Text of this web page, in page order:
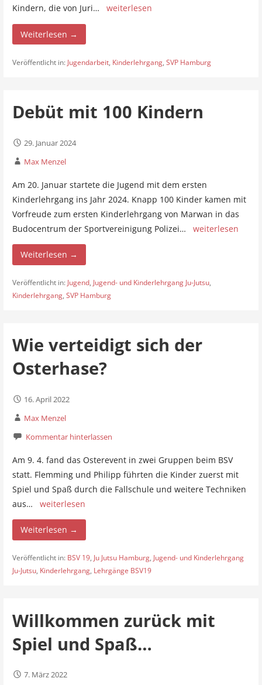
Kindern, die von Juri… weiterlesen
Weiterlesen →
Veröffentlicht in: Jugendarbeit, Kinderlehrgang, SVP Hamburg
Debüt mit 100 Kindern
29. Januar 2024
Max Menzel
Am 20. Januar startete die Jugend mit dem ersten
Kinderlehrgang ins Jahr 2024. Knapp 100 Kinder kamen mit
Vorfreude zum ersten Kinderlehrgang von Marwan in das
Budocentrum der Sportvereinigung Polizei… weiterlesen
Weiterlesen →
Veröffentlicht in: Jugend, Jugend- und Kinderlehrgang Ju-Jutsu,
Kinderlehrgang, SVP Hamburg
Wie verteidigt sich der
Osterhase?
16. April 2022
Max Menzel
Kommentar hinterlassen
Am 9. 4. fand das Osterevent in zwei Gruppen beim BSV
statt. Flemming und Philipp führten die Kinder zuerst mit
Spiel und Spaß durch die Fallschule und weitere Techniken
aus… weiterlesen
Weiterlesen →
Veröffentlicht in: BSV 19, Ju Jutsu Hamburg, Jugend- und Kinderlehrgang
Ju-Jutsu, Kinderlehrgang, Lehrgänge BSV19
Willkommen zurück mit
Spiel und Spaß…
7. März 2022